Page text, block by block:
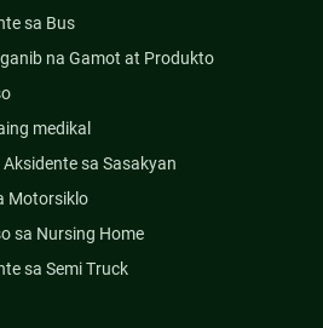
sa Bus
na Gamot at Produkto
medikal
sa Sasakyan
Motorsiklo
sa Nursing Home
sa Semi Truck